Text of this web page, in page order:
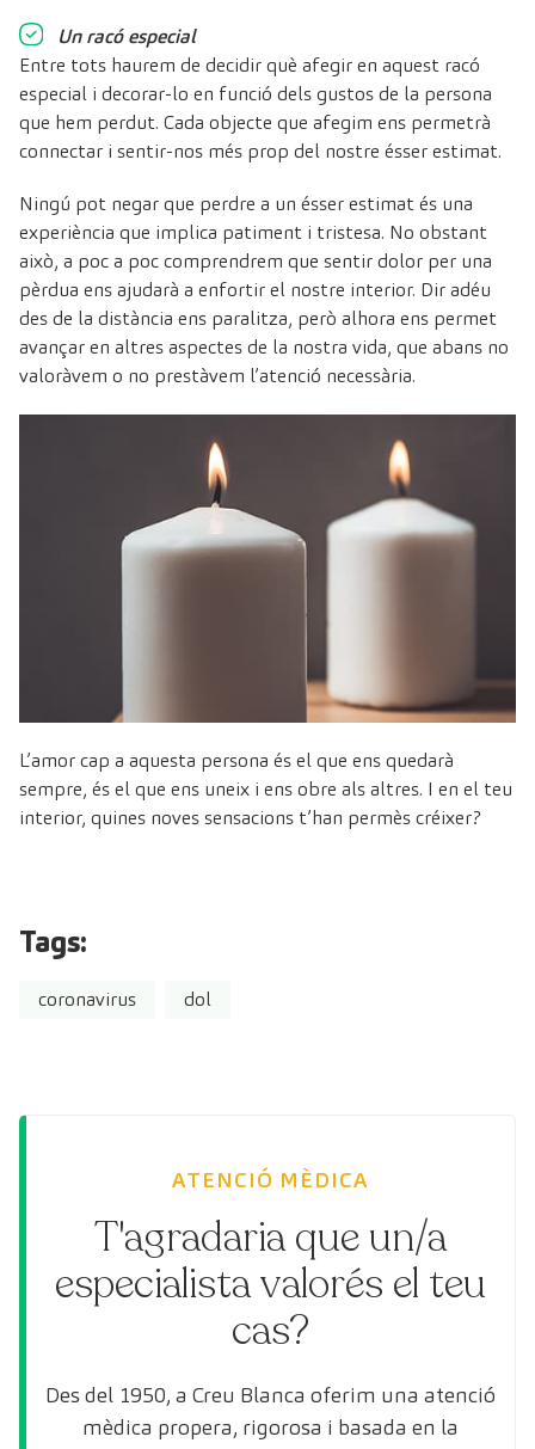
Un racó especial
Entre tots haurem de decidir què afegir en aquest racó
especial i decorar-lo en funció dels gustos de la persona
que hem perdut. Cada objecte que afegim ens permetrà
connectar i sentir-nos més prop del nostre ésser estimat.
Ningú pot negar que perdre a un ésser estimat és una
experiència que implica patiment i tristesa. No obstant
això, a poc a poc comprendrem que sentir dolor per una
pèrdua ens ajudarà a enfortir el nostre interior. Dir adéu
des de la distància ens paralitza, però alhora ens permet
avançar en altres aspectes de la nostra vida, que abans no
valoràvem o no prestàvem l’atenció necessària.
L’amor cap a aquesta persona és el que ens quedarà
sempre, és el que ens uneix i ens obre als altres. I en el teu
interior, quines noves sensacions t’han permès créixer?
Tags:
coronavirus dol
ATENCIÓ MÈDICA
T'agradaria que un/a
especialista valorés el teu
cas?
Des del 1950, a Creu Blanca oferim una atenció
mèdica propera, rigorosa i basada en la